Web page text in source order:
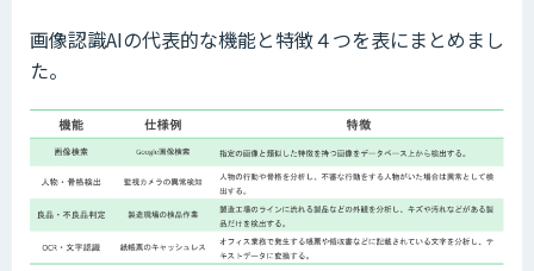
画像認識AIの代表的な機能と特徴４つを表にまとめまし
た。